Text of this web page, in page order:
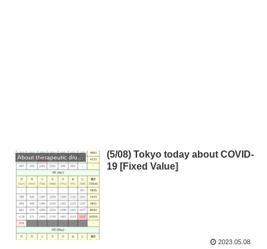
(5/08) Tokyo today about COVID-
19 [Fixed Value]
2023.05.08